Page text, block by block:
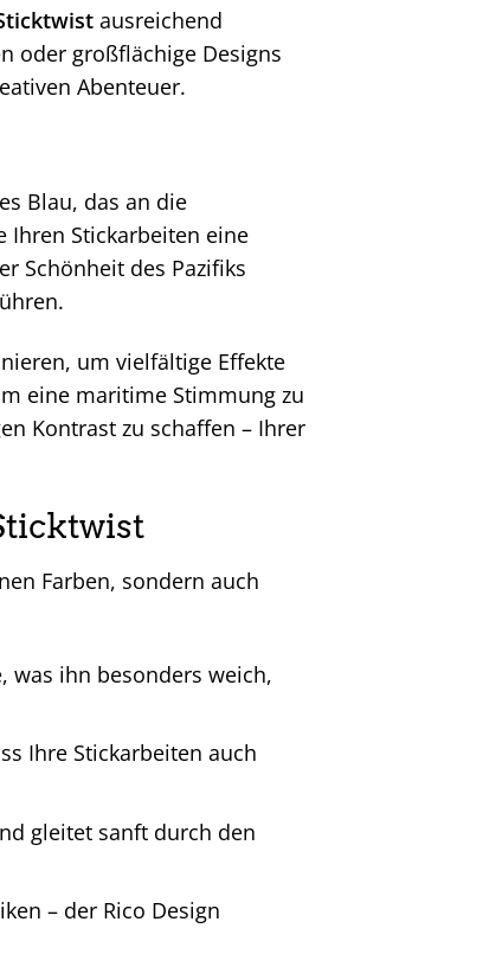
ausreichend
oder großflächige Designs
Abenteuer.
Blau, das an die
Ihren Stickarbeiten eine
Schönheit des Pazifiks
um vielfältige Effekte
eine maritime Stimmung zu
Kontrast zu schaffen – Ihrer
Farben, sondern auch
was ihn besonders weich,
Ihre Stickarbeiten auch
gleitet sanft durch den
– der Rico Design